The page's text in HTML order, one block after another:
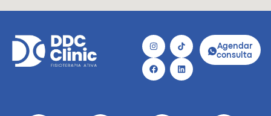
Agendar
consulta